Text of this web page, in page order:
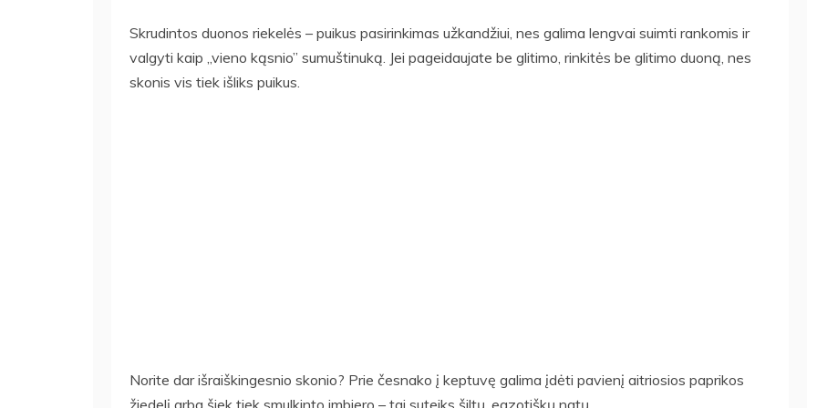
Skrudintos duonos riekelės – puikus pasirinkimas užkandžiui, nes galima lengvai suimti rankomis ir
valgyti kaip „vieno kąsnio” sumuštinuką. Jei pageidaujate be glitimo, rinkitės be glitimo duoną, nes
skonis vis tiek išliks puikus.
Norite dar išraiškingesnio skonio? Prie česnako į keptuvę galima įdėti pavienį aitriosios paprikos